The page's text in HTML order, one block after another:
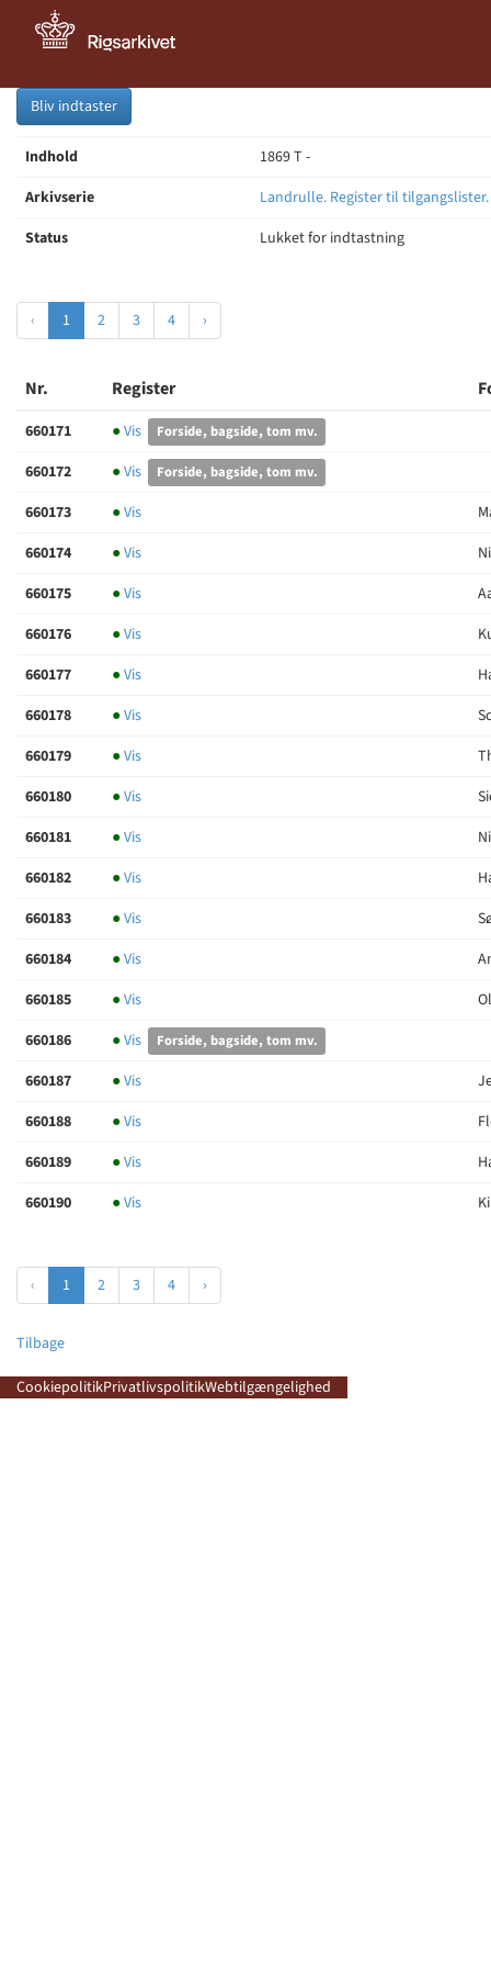
Bliv indtaster
Indhold
1869 T -
Arkivserie
Landrulle. Register til
Status
Lukket for indtastning
‹ 1 2 3 4 ›
Nr. Register
660171 ●Vis Forside, bagside, tom mv.
660172 ●Vis Forside, bagside, tom mv.
660173 ●Vis
660174
●Vis
660175
●Vis
660176
●Vis
660177
●Vis
660178
●Vis
660179
●Vis
660180
●Vis
660181
●Vis
660182
●Vis
660183
●Vis
660184
●Vis
660185
●Vis
660186
●Vis Forside, bagside, tom mv.
660187 ●Vis
660188
●Vis
660189
●Vis
660190
●Vis
‹ 1 2 3 4 ›
Tilbage
CookiepolitikPrivatlivspolitikWebtilgængelighed